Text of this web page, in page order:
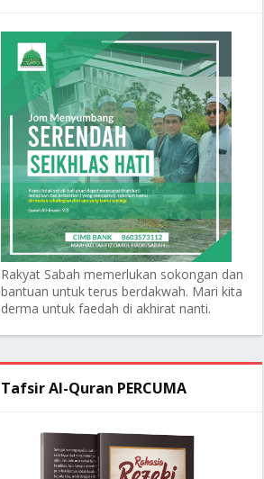
Rakyat Sabah memerlukan sokongan dan
bantuan untuk terus berdakwah. Mari kita
derma untuk faedah di akhirat nanti.
Tafsir Al-Quran PERCUMA